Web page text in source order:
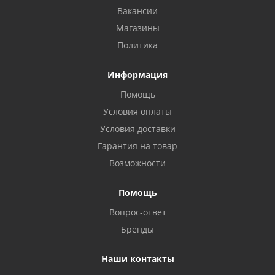
Вакансии
Магазины
Политика
Информация
Помощь
Условия оплаты
Условия доставки
Гарантия на товар
Возможности
Помощь
Вопрос-ответ
Бренды
Наши контакты